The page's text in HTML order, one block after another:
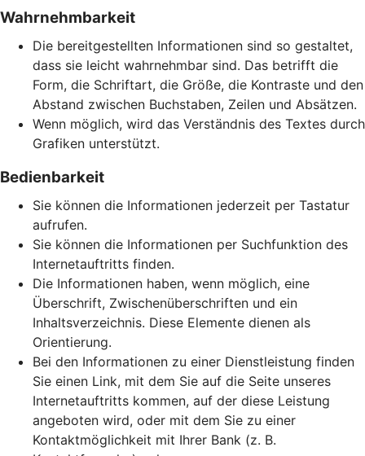
Wahrnehmbarkeit
Die bereitgestellten Informationen sind so gestaltet,
dass sie leicht wahrnehmbar sind. Das betrifft die
Form, die Schriftart, die Größe, die Kontraste und den
Abstand zwischen Buchstaben, Zeilen und Absätzen.
Wenn möglich, wird das Verständnis des Textes durch
Grafiken unterstützt.
Bedienbarkeit
Sie können die Informationen jederzeit per Tastatur
aufrufen.
Sie können die Informationen per Suchfunktion des
Internetauftritts finden.
Die Informationen haben, wenn möglich, eine
Überschrift, Zwischenüberschriften und ein
Inhaltsverzeichnis. Diese Elemente dienen als
Orientierung.
Bei den Informationen zu einer Dienstleistung finden
Sie einen Link, mit dem Sie auf die Seite unseres
Internetauftritts kommen, auf der diese Leistung
angeboten wird, oder mit dem Sie zu einer
Kontaktmöglichkeit mit Ihrer Bank (z. B.